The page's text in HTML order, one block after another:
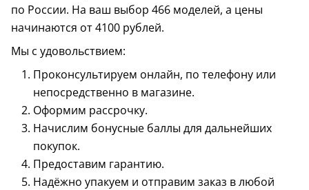
по России. На ваш выбор 466 моделей, а цены
начинаются от 4100 рублей.
Мы с удовольствием:
Проконсультируем онлайн, по телефону или
непосредственно в магазине.
Оформим рассрочку.
Начислим бонусные баллы для дальнейших
покупок.
Предоставим гарантию.
Надёжно упакуем и отправим заказ в любой